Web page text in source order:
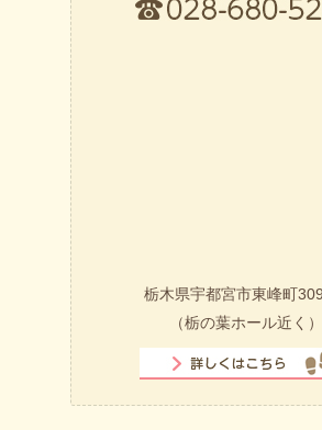
栃木県宇都宮市東峰町
（栃の葉ホール近く）